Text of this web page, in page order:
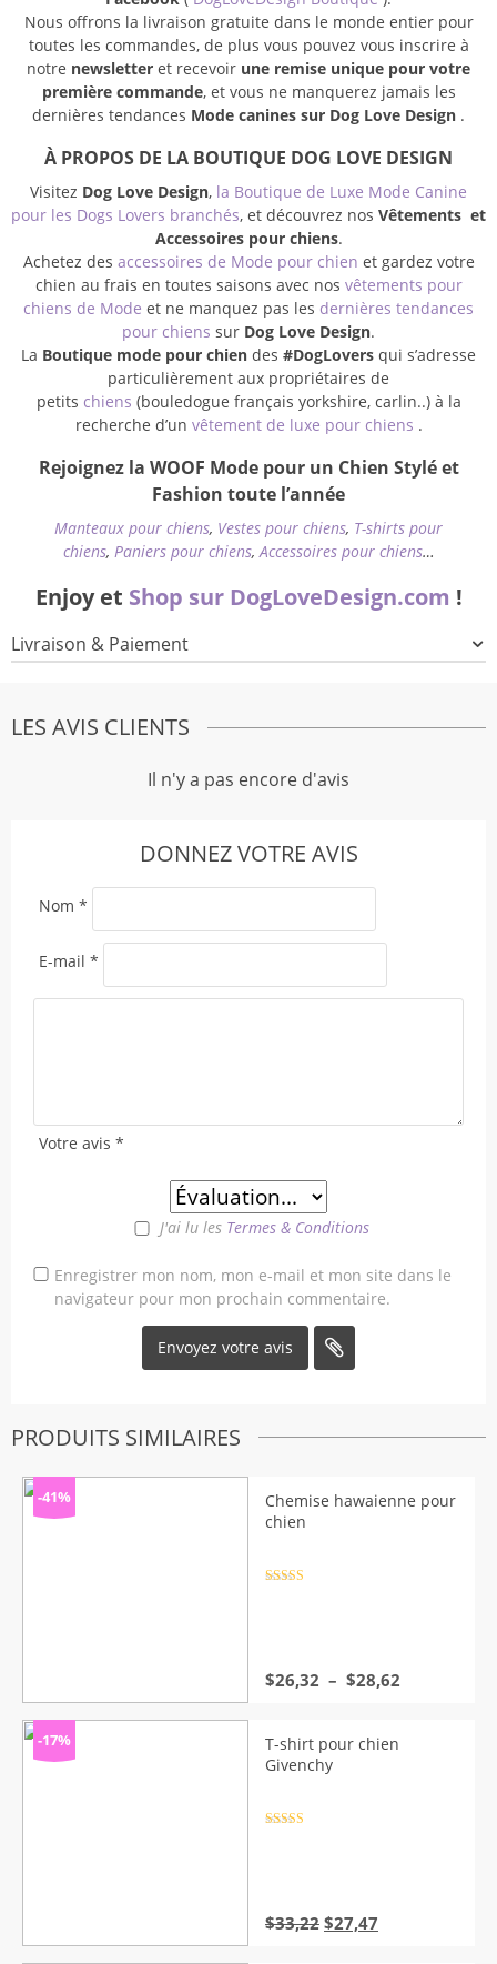
Nous offrons la livraison gratuite dans le monde entier pour
toutes les commandes, de plus vous pouvez vous inscrire à
notre newsletter et recevoir une remise unique pour votre
première commande, et vous ne manquerez jamais les
dernières tendances Mode canines sur Dog Love Design .
À PROPOS DE LA BOUTIQUE DOG LOVE DESIGN
Visitez Dog Love Design, la Boutique de Luxe Mode Canine
pour les Dogs Lovers branchés, et découvrez nos Vêtements et
Accessoires pour chiens.
Achetez des accessoires de Mode pour chien et gardez votre
chien au frais en toutes saisons avec nos vêtements pour
chiens de Mode et ne manquez pas les dernières tendances
pour chiens sur Dog Love Design.
La Boutique mode pour chien des #DogLovers qui s’adresse
particulièrement aux propriétaires de
petits chiens (bouledogue français yorkshire, carlin..) à la
recherche d’un vêtement de luxe pour chiens .
Rejoignez la WOOF Mode pour un Chien Stylé et
Fashion toute l’année
Manteaux pour chiens, Vestes pour chiens, T-shirts pour
chiens, Paniers pour chiens,Accessoires pour chiens…
Enjoy et Shop sur DogLoveDesign.com !
Livraison & Paiement
LES AVIS CLIENTS
Il n'y a pas encore d'avis
DONNEZ VOTRE AVIS
Votre avis *
J'ai lu les Termes & Conditions
Nom *
E-mail *
Enregistrer mon nom, mon e-mail et mon site dans le
navigateur pour mon prochain commentaire.
PRODUITS SIMILAIRES
-41%
Chemise hawaienne pour
chien
$26,32 – $28,62
-17%
T-shirt pour chien
Givenchy
$33,22 Le
$27,47